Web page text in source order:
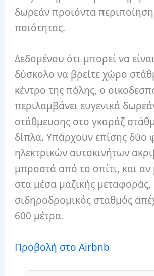
δωρεάν προϊόντα
ποιότητας.
Δεδομένου ότι μπορεί να
δύσκολο να βρείτε χώρο
κέντρο της πόλης, ο
περιλαμβάνει ευγενικά
στάθμευσης στο γκαράζ
δίπλα. Υπάρχουν επίσης δύο
ηλεκτρικών αυτοκινήτων
μπροστά από το σπίτι, και αν
στα μέσα μαζικής μεταφοράς,
σιδηροδρομικός σταθμός
600 μέτρα.
Προβολή στο Airbnb